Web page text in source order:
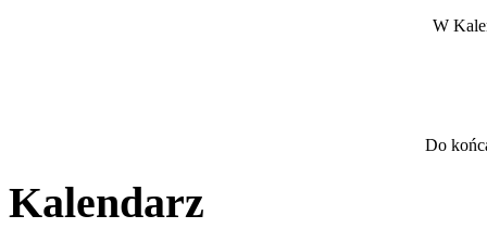
W
Do
Kalendarz